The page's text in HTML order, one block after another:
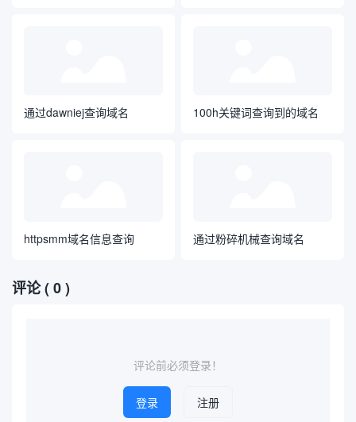
通过dawniej查询域名 100h关键词查询到的域名
httpsmm域名信息查询 通过粉碎机械查询域名
评论( 0 )
评论前必须登录！
登录 注册